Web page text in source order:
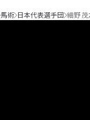
馬術 日本代表選手団 細野 茂